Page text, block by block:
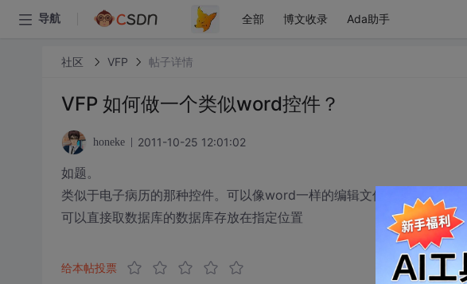
导航 全部 博文收录 Ada助手
社区 VFP 帖子详情
VFP 如何做一个类似word控件？
honeke 2011-10-25 12:01:02
如题。
类似于电子病历的那种控件。可以像word一样的编辑文件、表格、图片等
可以直接取数据库的数据库存放在指定位置
给本帖投票